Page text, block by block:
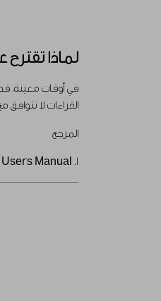
لماذا
في أوقات معينة،
القراءات لا تتوافق
المرجع
1. FreeStyle Libre flash glucose monitoring system User's Manual.